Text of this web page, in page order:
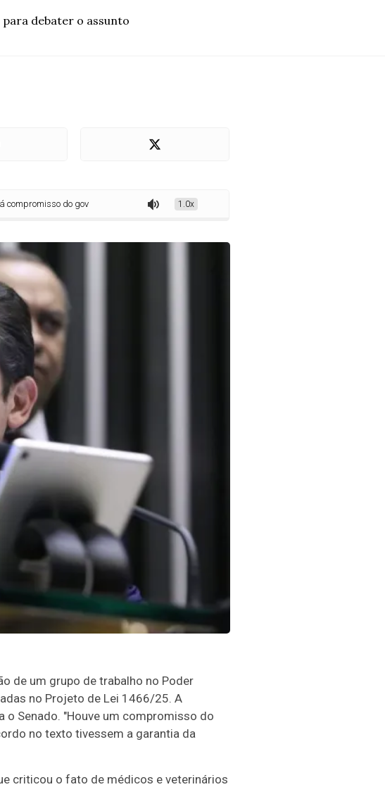
debater o assunto
do governo em discutir reestruturação de carreiras não contempladas
1.0x
de um grupo de trabalho no Poder
no Projeto de Lei 1466/25. A
Senado. "Houve um compromisso do
no texto tivessem a garantia da
criticou o fato de médicos e veterinários